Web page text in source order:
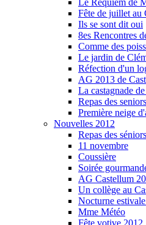
Le Requiem de
Fête de juillet au
Ils se sont dit oui
8es Rencontres
Comme des
Le jardin de
Réfection d'un
AG 2013 de
La castagnade
Repas des seniors
Première neige
Nouvelles 2012
Repas des
11 novembre
Coussière
Soirée
AG Castellum
Un collège au
Nocturne
Mme Météo
Fête votive 2012